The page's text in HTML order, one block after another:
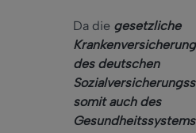
Da die gesetzliche
des deutschen
somit auch des
Gesundheitssystems